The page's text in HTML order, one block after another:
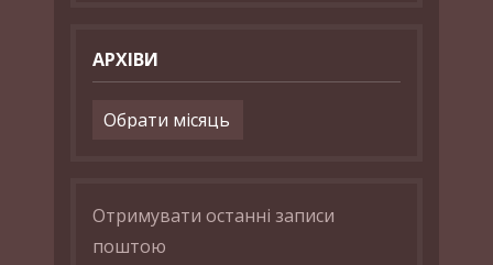
АРХІВИ
Архіви
Отримувати останні записи
поштою